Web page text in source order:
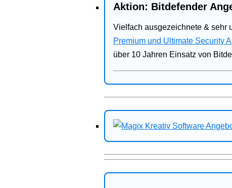
Aktion: Bitdefender
Vielfach ausgezeichnete & sehr
Premium und Ultimate Security
über 10 Jahren Einsatz von